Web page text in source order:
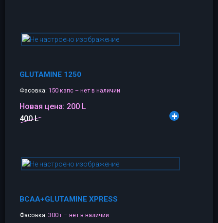
GLUTAMINE 1250
Фасовка: 150 капс – нет в наличии
Новая цена: 200 L
400 L
BCAA+GLUTAMINE XPRESS
Фасовка: 300 г – нет в наличии